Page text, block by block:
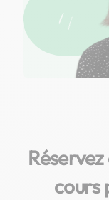
cours